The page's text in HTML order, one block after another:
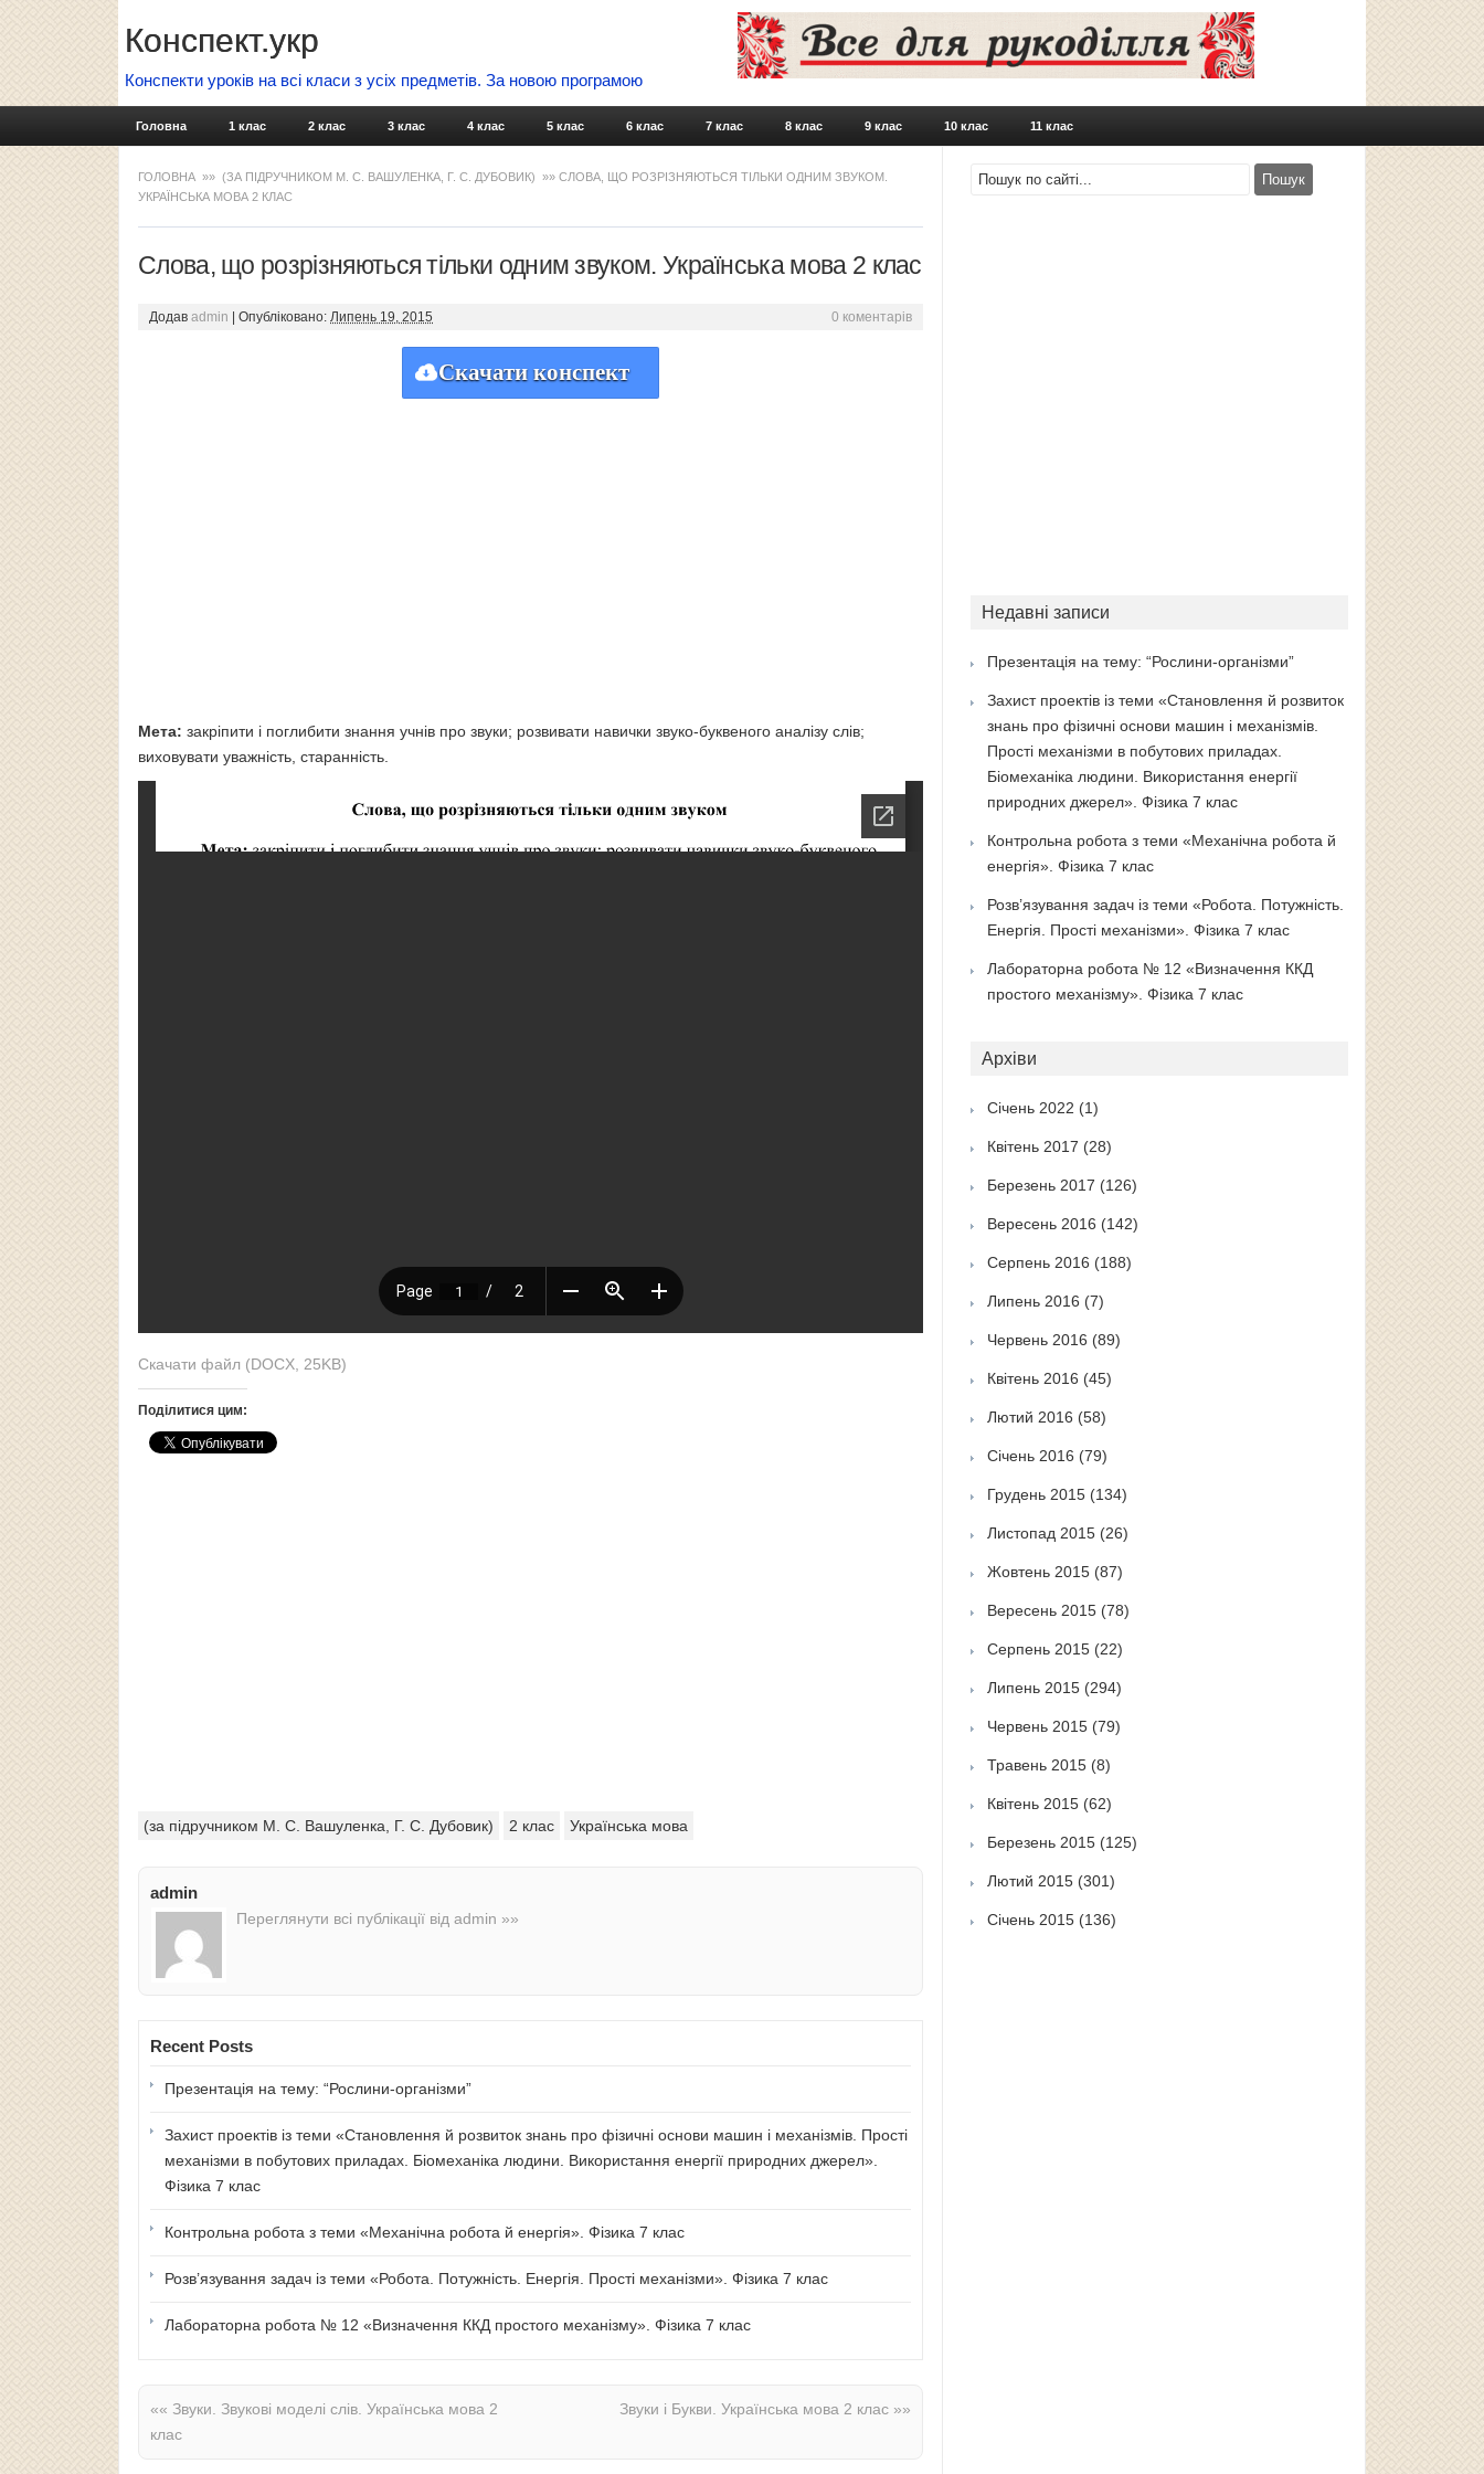
Конспект.укр
Конспекти уроків на всі класи з усіх предметів. За новою програмою
Skip to content
Головна 1 клас 2 клас 3 клас 4 клас 5 клас 6 клас 7 клас 8 клас 9 клас 10 клас 11 клас
ГОЛОВНА »» (ЗА ПІДРУЧНИКОМ М. С. ВАШУЛЕНКА, Г. С. ДУБОВИК) »» СЛОВА, ЩО РОЗРІЗНЯЮТЬСЯ ТІЛЬКИ ОДНИМ ЗВУКОМ.
УКРАЇНСЬКА МОВА 2 КЛАС
Слова, що розрізняються тільки одним звуком. Українська мова 2 клас
Додав admin Опубліковано: Липень 19, 2015 0 коментарів
Скачати конспект
Мета: закріпити і поглибити знання учнів про звуки; розвивати навички звуко-буквеного аналізу слів;
виховувати уважність, старанність.
Скачати файл (DOCX, 25KB)
Поділитися цим:
(за підручником М. С. Вашуленка, Г. С. Дубовик) 2 клас Українська мова
admin
Переглянути всі публікації від admin »»
Recent Posts
Презентація на тему: “Рослини-організми”
Захист проектів із теми «Становлення й розвиток знань про фізичні основи машин і механізмів. Прості
механізми в побутових приладах. Біомеханіка людини. Використання енергії природних джерел».
Фізика 7 клас
Контрольна робота з теми «Механічна робота й енергія». Фізика 7 клас
Розв’язування задач із теми «Робота. Потужність. Енергія. Прості механізми». Фізика 7 клас
Лабораторна робота № 12 «Визначення ККД простого механізму». Фізика 7 клас
«« Звуки. Звукові моделі слів. Українська мова 2
клас
Звуки і Букви. Українська мова 2 клас »»
Недавні записи
Презентація на тему: “Рослини-організми”
Захист проектів із теми «Становлення й розвиток
знань про фізичні основи машин і механізмів.
Прості механізми в побутових приладах.
Біомеханіка людини. Використання енергії
природних джерел». Фізика 7 клас
Контрольна робота з теми «Механічна робота й
енергія». Фізика 7 клас
Розв’язування задач із теми «Робота. Потужність.
Енергія. Прості механізми». Фізика 7 клас
Лабораторна робота № 12 «Визначення ККД
простого механізму». Фізика 7 клас
Архіви
Січень 2022 (1)
Квітень 2017 (28)
Березень 2017 (126)
Вересень 2016 (142)
Серпень 2016 (188)
Липень 2016 (7)
Червень 2016 (89)
Квітень 2016 (45)
Лютий 2016 (58)
Січень 2016 (79)
Грудень 2015(134)
Листопад 2015(26)
Жовтень 2015(87)
Вересень 2015(78)
Серпень 2015(22)
Липень 2015(294)
Червень 2015(79)
Травень 2015(8)
Квітень 2015(62)
Березень 2015(125)
Лютий 2015(301)
Січень 2015(136)